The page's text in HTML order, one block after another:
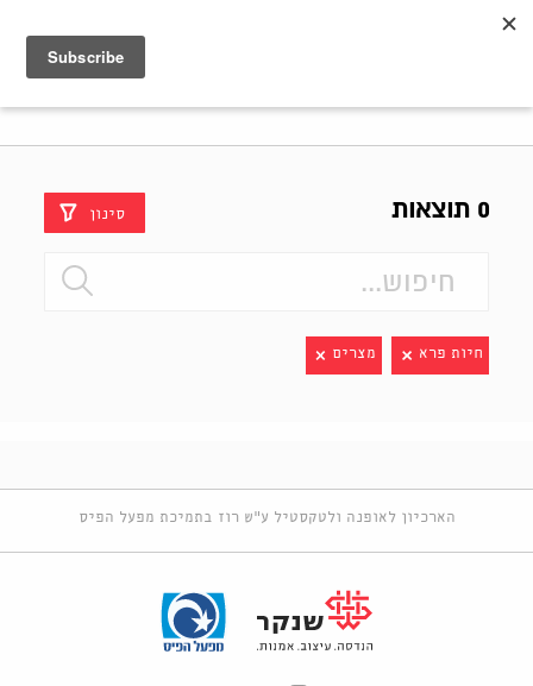
0 תוצאות סינון
חיות פרא מצרים
הארכיון לאופנה ולטקסטיל ע"ש רוז בתמיכת מפעל הפיס